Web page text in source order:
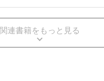
関連書籍をもっと見る